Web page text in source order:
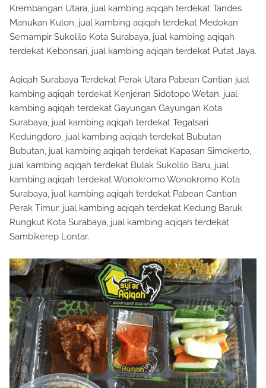
Krembangan Utara, jual kambing aqiqah terdekat Tandes
Manukan Kulon, jual kambing aqiqah terdekat Medokan
Semampir Sukolilo Kota Surabaya, jual kambing aqiqah
terdekat Kebonsari, jual kambing aqiqah terdekat Putat Jaya.
Aqiqah Surabaya Terdekat Perak Utara Pabean Cantian jual
kambing aqiqah terdekat Kenjeran Sidotopo Wetan, jual
kambing aqiqah terdekat Gayungan Gayungan Kota
Surabaya, jual kambing aqiqah terdekat Tegalsari
Kedungdoro, jual kambing aqiqah terdekat Bubutan
Bubutan, jual kambing aqiqah terdekat Kapasan Simokerto,
jual kambing aqiqah terdekat Bulak Sukolilo Baru, jual
kambing aqiqah terdekat Wonokromo Wonokromo Kota
Surabaya, jual kambing aqiqah terdekat Pabean Cantian
Perak Timur, jual kambing aqiqah terdekat Kedung Baruk
Rungkut Kota Surabaya, jual kambing aqiqah terdekat
Sambikerep Lontar.